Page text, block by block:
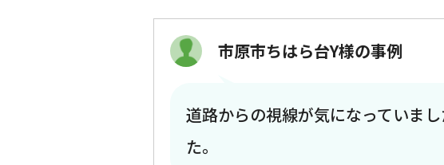
市原市ちはら台Y様の事例
道路からの視線が気になっていま
た。